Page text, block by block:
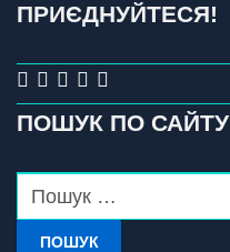
ПРИЄДНУЙТЕСЯ!
ПОШУК ПО САЙТУ
ПОШУК